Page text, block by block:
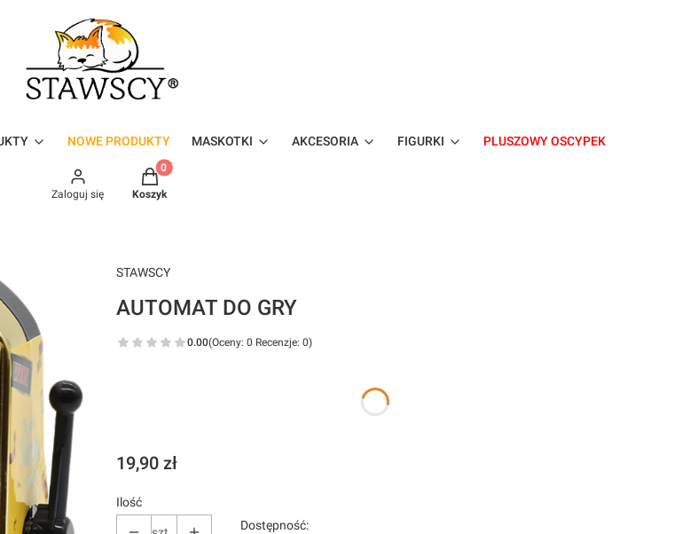
NOWE PRODUKTY MASKOTKI AKCESORIA FIGURKI PLUSZOWY OSCYPEK
Zaloguj się
Produkty w koszyku: 0. Zobacz szczegóły
Koszyk
STAWSCY
AUTOMAT DO GRY
0.00(Oceny: 0 Recenzje: 0)
Cena
19,90 zł
Ilość
Dostępność: